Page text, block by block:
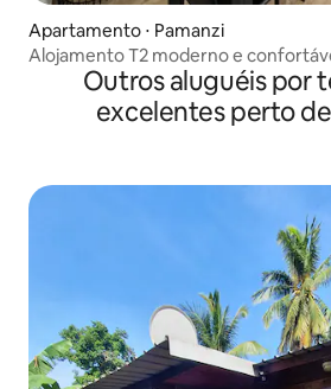
Apartamento ⋅ Pamanzi
Alojamento T2 moderno e
Outros aluguéis por
excelentes perto